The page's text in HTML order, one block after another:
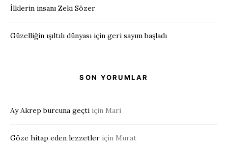
İlklerin insanı Zeki Sözer
Güzelliğin ışıltılı dünyası için geri sayım başladı
SON YORUMLAR
Ay Akrep burcuna geçti için Mari
Göze hitap eden lezzetler için Murat